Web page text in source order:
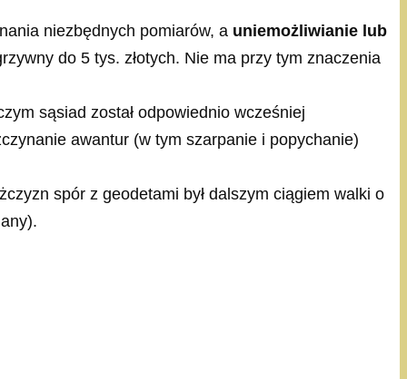
niezbędnych pomiarów, a uniemożliwianie lub
do 5 tys. złotych. Nie ma przy tym znaczenia
sąsiad został odpowiednio wcześniej
awantur (w tym szarpanie i popychanie)
spór z geodetami był dalszym ciągiem walki o